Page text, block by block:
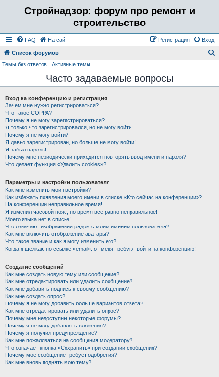
Стройнадзор: форум про ремонт и
строительство
FAQ На сайт Вход
Регистрация
Список форумов
с
Темы без ответов Активные темы
Часто задаваемые вопросы
Вход на конференцию и регистрация
Зачем мне нужно регистрироваться?
Что такое COPPA?
Почему я не могу зарегистрироваться?
Я только что зарегистрировался, но не могу войти!
Почему я не могу войти?
Я давно зарегистрирован, но больше не могу войти!
Я забыл пароль!
Почему мне периодически приходится повторять ввод имени и пароля?
Что делает функция «Удалить cookies»?
Параметры и настройки пользователя
Как мне изменить мои настройки?
Как избежать появления моего имени в списке «Кто сейчас на конференции»?
На конференции неправильное время!
Я изменил часовой пояс, но время всё равно неправильное!
Моего языка нет в списке!
Что означают изображения рядом с моим именем пользователя?
Как мне включить отображение аватары?
Что такое звание и как я могу изменить его?
Когда я щёлкаю по ссылке «email», от меня требуют войти на конференцию!
Создание сообщений
Как мне создать новую тему или сообщение?
Как мне отредактировать или удалить сообщение?
Как мне добавить подпись к своему сообщению?
Как мне создать опрос?
Почему я не могу добавить больше вариантов ответа?
Как мне отредактировать или удалить опрос?
Почему мне недоступны некоторые форумы?
Почему я не могу добавлять вложения?
Почему я получил предупреждение?
Как мне пожаловаться на сообщения модератору?
Что означает кнопка «Сохранить» при создании сообщения?
Почему моё сообщение требует одобрения?
Как мне вновь поднять мою тему?